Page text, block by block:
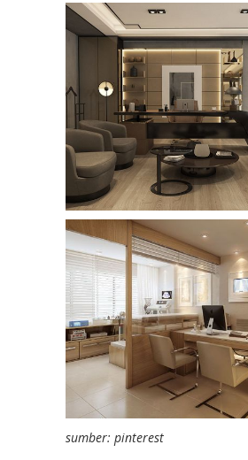
sumber: pinterest